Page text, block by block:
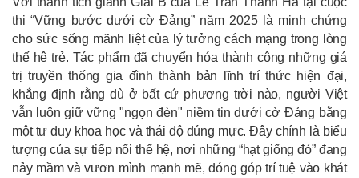
thi “Vững bước dưới cờ Đảng” năm 2025 là minh chứng
cho sức sống mãnh liệt của lý tưởng cách mạng trong lòng
thế hệ trẻ. Tác phẩm đã chuyển hóa thành công những giá
trị truyền thống gia đình thành bản lĩnh trí thức hiện đại,
khẳng định rằng dù ở bất cứ phương trời nào, người Việt
vẫn luôn giữ vững "ngọn đèn" niềm tin dưới cờ Đảng bằng
một tư duy khoa học và thái độ đúng mực. Đây chính là biểu
tượng của sự tiếp nối thế hệ, nơi những “hạt giống đỏ” đang
nảy mầm và vươn mình mạnh mẽ, đóng góp trí tuệ vào khát